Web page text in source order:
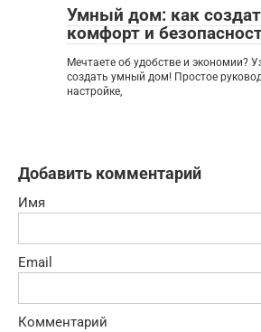
Умный дом: как
комфорт и
Мечтаете об удобстве и экономии?
создать умный дом! Простое
настройке,
Добавить комментарий
Имя
Email
Комментарий